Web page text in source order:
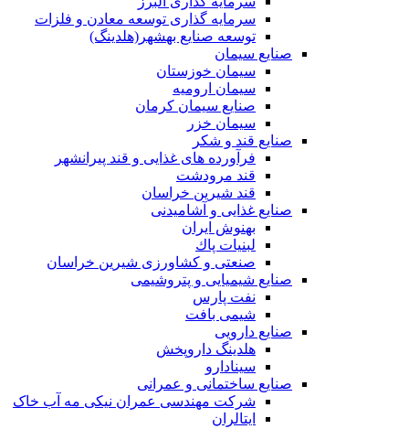
سرمایه گذاری توسعه معادن و فلزات
توسعه‌ صنایع‌ بهشهر(هلدینگ)
صنایع سیمان
سیمان خوزستان
سیمان ارومیه
صنایع سیمان کرمان
سیمان خزر
صنایع قند و شکر
فرآورده های غذایی و قند پیرانشهر
قند مرودشت
قند شیرین خراسان
صنایع غذايی و آشاميدنی
بهنوش ایران
لبنيات پاك
صنعتی و کشاورزی شیرین خراسان
صنایع شیمیایی و پتروشیمی
نفت پارس
شیمی بافت
صنایع دارویی
هلدینگ داروپخش
سینادارو
صنایع ساختمانی و عمرانی
شرکت مهندسی عمران نیکی مه آب خاک
ایتالران